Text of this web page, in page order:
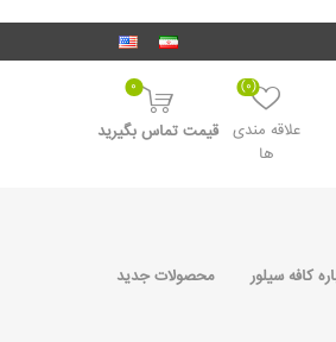
علاقه مندی
ها
(0)
0
قیمت تماس بگیرید
کافه سیلور محصولات جدید